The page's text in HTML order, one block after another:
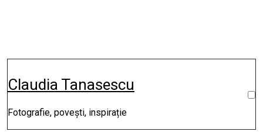
Claudia Tanasescu
Fotografie, povești, inspirație